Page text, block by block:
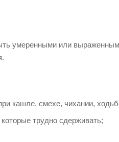
умеренными или
кашле, смехе, чихании,
трудно сдерживать;